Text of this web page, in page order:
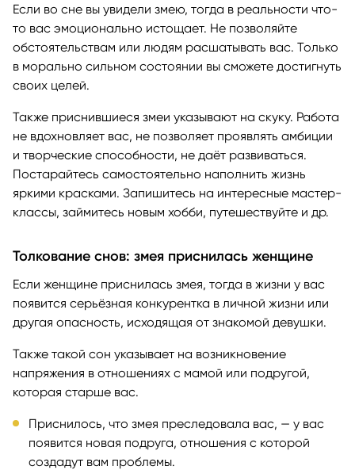
Если во сне вы увидели змею, тогда в реальности что-
то вас эмоционально истощает. Не позволяйте
обстоятельствам или людям расшатывать вас. Только
в морально сильном состоянии вы сможете достигнуть
своих целей.
Также приснившиеся змеи указывают на скуку. Работа
не вдохновляет вас, не позволяет проявлять амбиции
и творческие способности, не даёт развиваться.
Постарайтесь самостоятельно наполнить жизнь
яркими красками. Запишитесь на интересные мастер-
классы, займитесь новым хобби, путешествуйте и др.
Толкование снов: змея приснилась женщине
Если женщине приснилась змея, тогда в жизни у вас
появится серьёзная конкурентка в личной жизни или
другая опасность, исходящая от знакомой девушки.
Также такой сон указывает на возникновение
напряжения в отношениях с мамой или подругой,
которая старше вас.
Приснилось, что змея преследовала вас, — у вас
появится новая подруга, отношения с которой
создадут вам проблемы.